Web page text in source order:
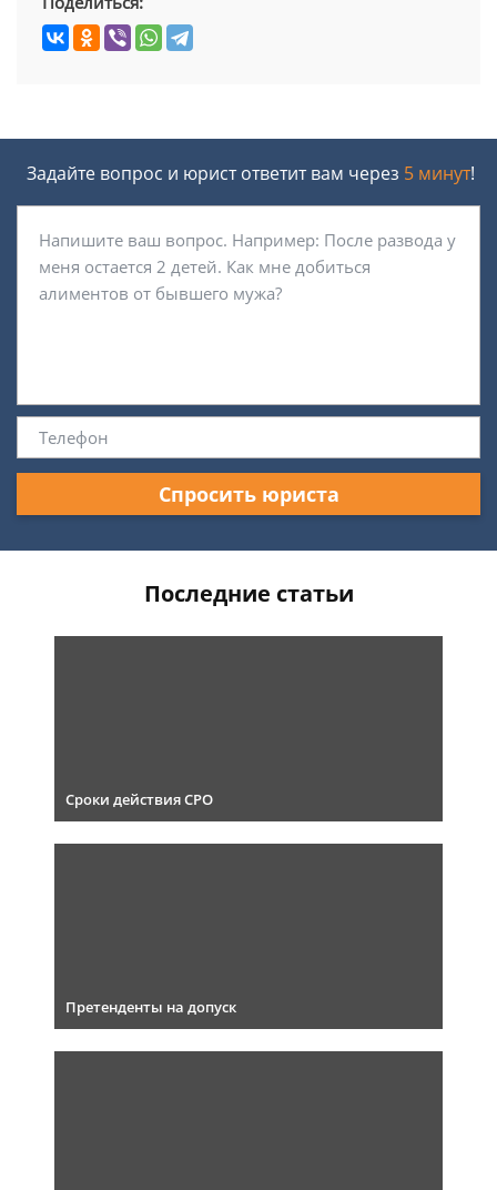
Задайте вопрос и юрист ответит вам через 5 минут!
Спросить юриста
Последние статьи
Сроки действия СРО
Претенденты на допуск